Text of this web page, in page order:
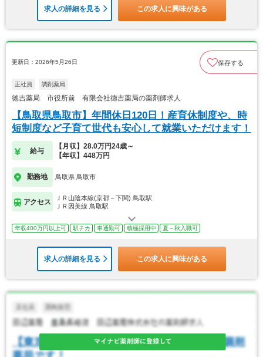
求人の詳細を見る この求人に興味がある
更新日：2026年5月26日 保存する
正社員 調剤薬局
徳吉薬局 市役所前 有限会社徳吉薬局の薬剤師求人
【鳥取県鳥取市】年間休日120日！産育休制度や、時
短制度など子育て世代も安心して就業いただけます！
給与
【月収】28.0万円24歳～
【年収】448万円
勤務地 鳥取県 鳥取市
アクセス
ＪＲ山陰本線(京都－下関) 鳥取駅
ＪＲ因美線 鳥取駅
年収400万円以上可 駅チカ 車通勤可 積極採用中 夏～秋入職可
求人の詳細を見る この求人に興味がある